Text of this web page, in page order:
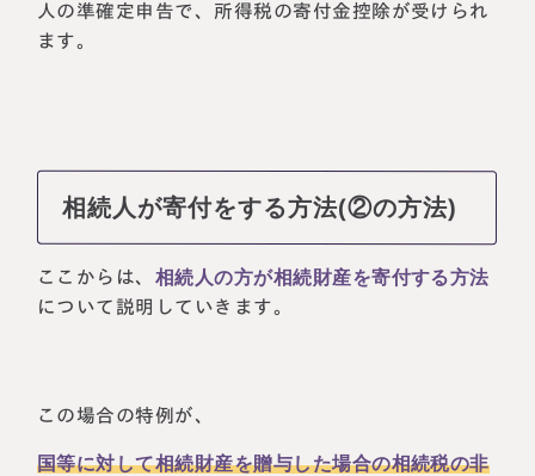
人の準確定申告で、所得税の寄付金控除が受けられ
ます。
相続人が寄付をする方法(②の方法)
ここからは、相続人の方が相続財産を寄付する方法
について説明していきます。
この場合の特例が、
国等に対して相続財産を贈与した場合の相続税の非